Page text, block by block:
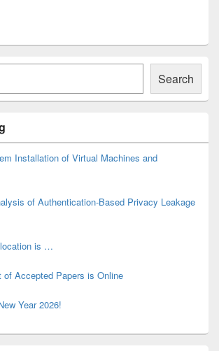
Search
Installation of Virtual Machines and
of Authentication-Based Privacy Leakage
is …
of Accepted Papers is Online
Year 2026!